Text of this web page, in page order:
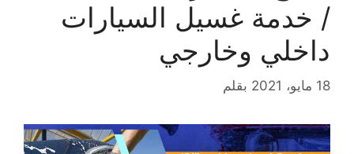
/ خدمة غسيل السيارات
داخلي وخارجي
18 مايو، 2021 بقلم